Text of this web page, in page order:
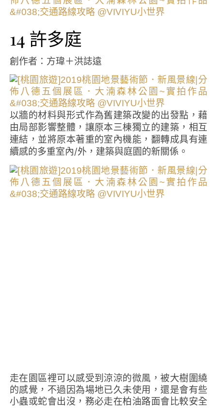
14 許多庭
創作者：方瑋＋洪誌遠
以牆的材料與形式作為舊建築改變的出發點，藉
由局部影響整體，讓原本三棟獨立的建築，相互
連結，並將原本著重的室內機能，翻轉成具有連
續感的多重室內/外，建築與庭園的新關係。
走在園區裡可以感受到涼涼的微風，被大樹圍繞
的感覺，不過因為場地已久未使用，還是會有些
小蟲或蛇會出沒，務必走在柏油路面會比較安全